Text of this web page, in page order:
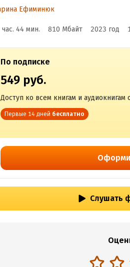
Ефиминюк
час. 44 мин. 810 Мбайт 2023 год
По подписке
549 руб.
Доступ ко всем книгам и аудиокнигам
Первые 14 дней бесплатно
Слушать